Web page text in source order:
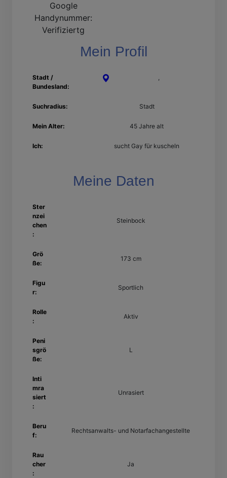
Google
Handynummer:
Verifiziertg
Mein Profil
Stadt /
Bundesland:
,
Suchradius: Stadt
Mein Alter: 45 Jahre alt
Ich: sucht Gay für kuscheln
Meine Daten
Ster
nzei
chen
:
Steinbock
Grö
ße:
173 cm
Figu
r:
Sportlich
Rolle
:
Aktiv
Peni
sgrö
ße:
L
Inti
mra
siert
:
Unrasiert
Beru
f:
Rechtsanwalts- und Notarfachangestellte
Rau
cher
:
Ja